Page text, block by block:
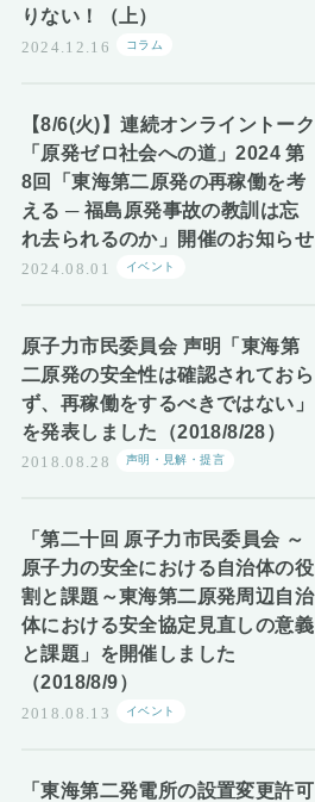
りない！（上）
2024.12.16 コラム
【8/6(火)】連続オンライントーク
「原発ゼロ社会への道」2024 第
8回「東海第二原発の再稼働を考
える ─ 福島原発事故の教訓は忘
れ去られるのか」開催のお知らせ
2024.08.01 イベント
原子力市民委員会 声明「東海第
二原発の安全性は確認されておら
ず、再稼働をするべきではない」
を発表しました（2018/8/28）
2018.08.28 声明・見解・提言
「第二十回 原子力市民委員会 ～
原子力の安全における自治体の役
割と課題～東海第二原発周辺自治
体における安全協定見直しの意義
と課題」を開催しました
（2018/8/9）
2018.08.13 イベント
「東海第二発電所の設置変更許可